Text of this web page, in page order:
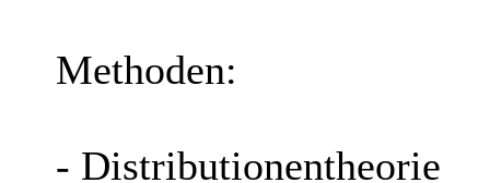
Methoden:
- Distributionentheorie